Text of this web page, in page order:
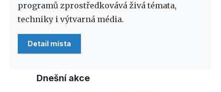
programů zprostředkovává živá témata,
techniky i výtvarná média.
Detail místa
Dnešní akce